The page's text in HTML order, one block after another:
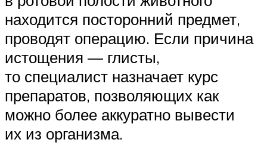
находится посторонний предмет,
проводят операцию. Если причина
истощения — глисты,
то специалист назначает курс
препаратов, позволяющих как
можно более аккуратно вывести
их из организма.